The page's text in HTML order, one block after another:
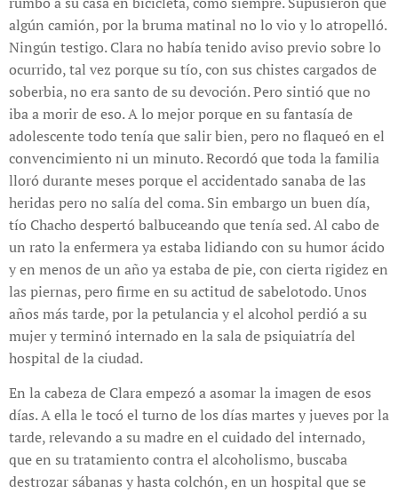
algún camión, por la bruma matinal no lo vio y lo atropelló.
Ningún testigo. Clara no había tenido aviso previo sobre lo
ocurrido, tal vez porque su tío, con sus chistes cargados de
soberbia, no era santo de su devoción. Pero sintió que no
iba a morir de eso. A lo mejor porque en su fantasía de
adolescente todo tenía que salir bien, pero no flaqueó en el
convencimiento ni un minuto. Recordó que toda la familia
lloró durante meses porque el accidentado sanaba de las
heridas pero no salía del coma. Sin embargo un buen día,
tío Chacho despertó balbuceando que tenía sed. Al cabo de
un rato la enfermera ya estaba lidiando con su humor ácido
y en menos de un año ya estaba de pie, con cierta rigidez en
las piernas, pero firme en su actitud de sabelotodo. Unos
años más tarde, por la petulancia y el alcohol perdió a su
mujer y terminó internado en la sala de psiquiatría del
hospital de la ciudad.
En la cabeza de Clara empezó a asomar la imagen de esos
días. A ella le tocó el turno de los días martes y jueves por la
tarde, relevando a su madre en el cuidado del internado,
que en su tratamiento contra el alcoholismo, buscaba
destrozar sábanas y hasta colchón, en un hospital que se